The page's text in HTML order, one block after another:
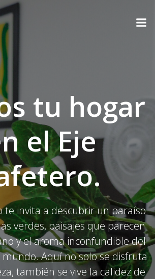
tu hogar
el Eje
te invita a descubrir un paraíso
verdes, paisajes que parecen
y el aroma inconfundible del
Aquí no solo se disfruta
también se vive la calidez de